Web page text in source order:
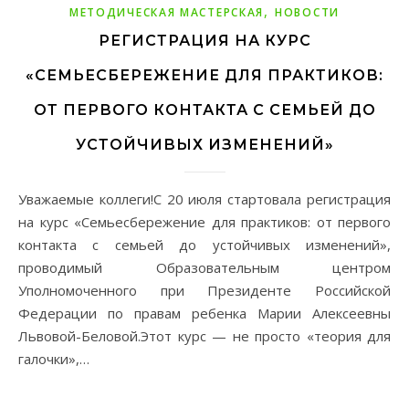
МЕТОДИЧЕСКАЯ МАСТЕРСКАЯ,НОВОСТИ
РЕГИСТРАЦИЯ НА КУРС
«СЕМЬЕСБЕРЕЖЕНИЕ ДЛЯ ПРАКТИКОВ:
ОТ ПЕРВОГО КОНТАКТА С СЕМЬЕЙ ДО
УСТОЙЧИВЫХ ИЗМЕНЕНИЙ»
Уважаемые коллеги!С 20 июля стартовала регистрация
на курс «Семьесбережение для практиков: от первого
контакта с семьей до устойчивых изменений»,
проводимый Образовательным центром
Уполномоченного при Президенте Российской
Федерации по правам ребенка Марии Алексеевны
Львовой-Беловой.Этот курс — не просто «теория для
галочки»,…